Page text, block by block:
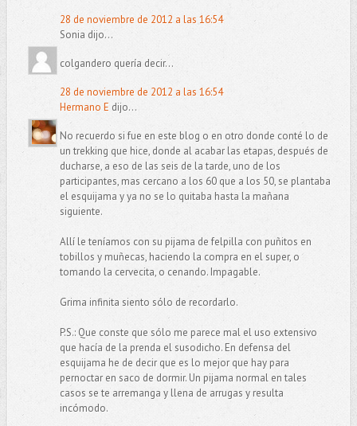
28 de noviembre de 2012 a las 16:54
Sonia dijo...
colgandero quería decir...
28 de noviembre de 2012 a las 16:54
Hermano E dijo...
No recuerdo si fue en este blog o en otro donde conté lo de
un trekking que hice, donde al acabar las etapas, después de
ducharse, a eso de las seis de la tarde, uno de los
participantes, mas cercano a los 60 que a los 50, se plantaba
el esquijama y ya no se lo quitaba hasta la mañana
siguiente.
Allí le teníamos con su pijama de felpilla con puñitos en
tobillos y muñecas, haciendo la compra en el super, o
tomando la cervecita, o cenando. Impagable.
Grima infinita siento sólo de recordarlo.
P.S.: Que conste que sólo me parece mal el uso extensivo
que hacía de la prenda el susodicho. En defensa del
esquijama he de decir que es lo mejor que hay para
pernoctar en saco de dormir. Un pijama normal en tales
casos se te arremanga y llena de arrugas y resulta
incómodo.